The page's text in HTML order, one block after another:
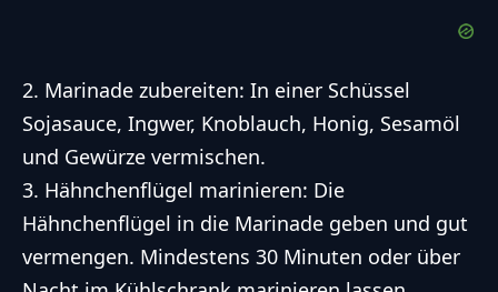
2. Marinade zubereiten: In einer Schüssel
Sojasauce, Ingwer, Knoblauch, Honig, Sesamöl
und Gewürze vermischen.
3. Hähnchenflügel marinieren: Die
Hähnchenflügel in die Marinade geben und gut
vermengen. Mindestens 30 Minuten oder über